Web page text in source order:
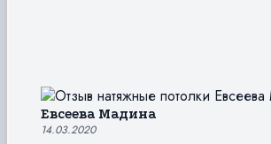
Евсеева Мадина
14.03.2020